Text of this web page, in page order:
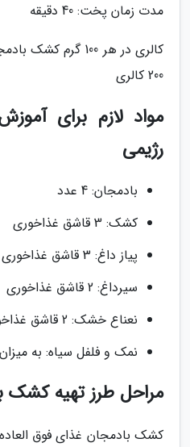
مدت زمان پخت: 40 دقیقه
کالری در هر 100
200 کالری
مواد لازم برای
رژیمی
بادمجان: 4 عدد
کشک: 3 قاشق غذاخوری
پیاز داغ: 3 قاشق غذاخوری
سیرداغ: 2 قاشق غذاخوری
نعناع خشک: 2 قاشق غذاخوری
نمک و فلفل سیاه: به میزان
مراحل طرز تهیه کشک
کشک بادمجان غذای فوق